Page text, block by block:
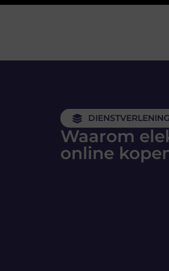
DIENSTVERLENING
Waarom
online